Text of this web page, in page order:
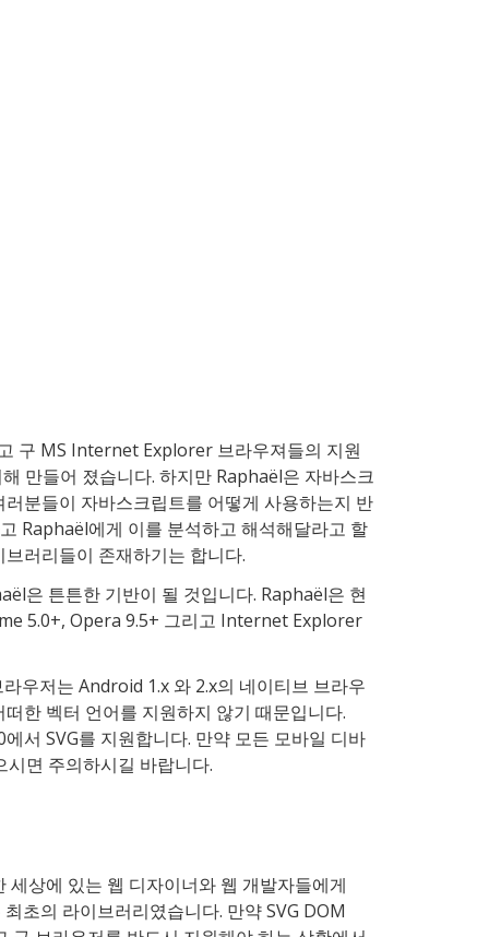
구 MS Internet Explorer 브라우져들의 지원
만들어 졌습니다. 하지만 Raphaël은 자바스크
분들이 자바스크립트를 어떻게 사용하는지 반
Raphaël에게 이를 분석하고 해석해달라고 할
러리들이 존재하기는 합니다.
은 튼튼한 기반이 될 것입니다. Raphaël은 현
5.0+, Opera 9.5+ 그리고 Internet Explorer
우저는 Android 1.x 와 2.x의 네이티브 브라우
한 벡터 언어를 지원하지 않기 때문입니다.
서 SVG를 지원합니다. 만약 모든 모바일 디바
면 주의하시길 바랍니다.
세상에 있는 웹 디자이너와 웹 개발자들에게
초의 라이브러리였습니다. 만약 SVG DOM